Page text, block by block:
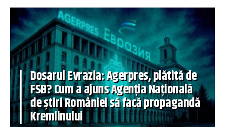
Dosarul Evrazia: Agerpres, plătită de
FSB? Cum a ajuns Agenția Națională
de știri României să facă propagandă
Kremlinului